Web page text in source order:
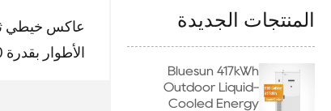
المنتجات الجديدة
Bluesun 417kWh
Outdoor Liquid-
Cooled Energy
عاكس خيطي